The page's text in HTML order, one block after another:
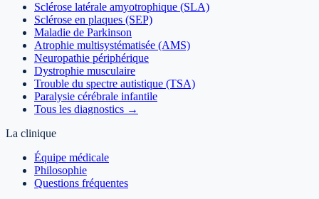
Sclérose latérale amyotrophique (SLA)
Sclérose en plaques (SEP)
Maladie de Parkinson
Atrophie multisystématisée (AMS)
Neuropathie périphérique
Dystrophie musculaire
Trouble du spectre autistique (TSA)
Paralysie cérébrale infantile
Tous les diagnostics →
La clinique
Équipe médicale
Philosophie
Questions fréquentes